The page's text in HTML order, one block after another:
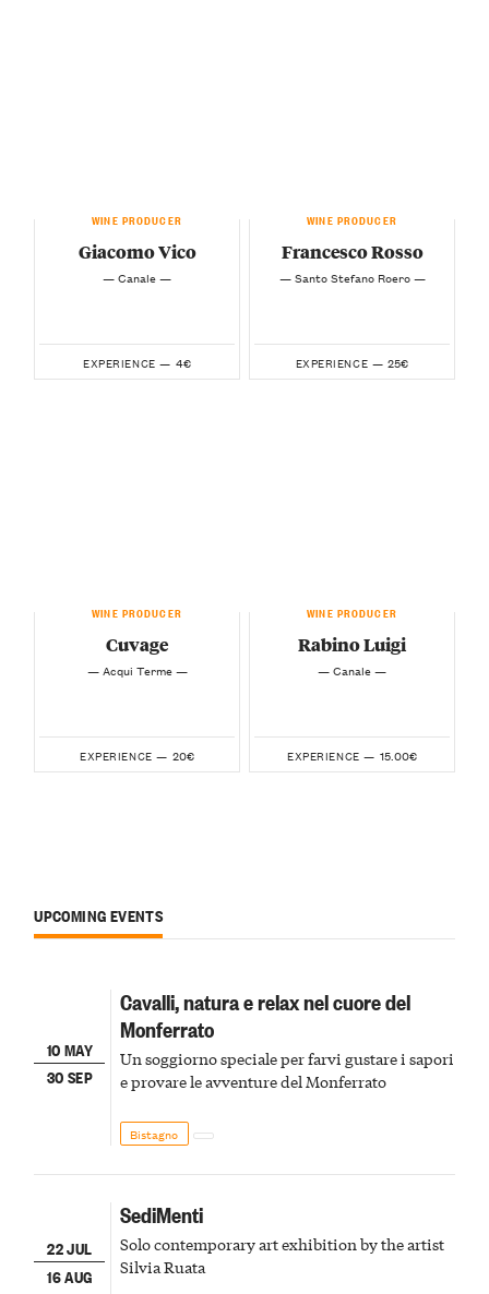
WINE PRODUCER
Giacomo Vico
— Canale —
EXPERIENCE — 4€
WINE PRODUCER
Francesco Rosso
— Santo Stefano Roero —
EXPERIENCE — 25€
WINE PRODUCER
Cuvage
— Acqui Terme —
EXPERIENCE — 20€
WINE PRODUCER
Rabino Luigi
— Canale —
EXPERIENCE — 15.00€
UPCOMING EVENTS
10 MAY
30 SEP
Cavalli, natura e relax nel cuore del
Monferrato
Un soggiorno speciale per farvi gustare i sapori
e provare le avventure del Monferrato
Bistagno
22 JUL
16 AUG
SediMenti
Solo contemporary art exhibition by the artist
Silvia Ruata